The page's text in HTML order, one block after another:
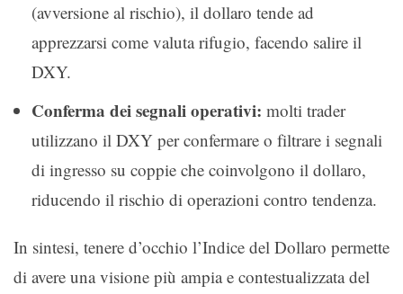
(avversione al rischio), il dollaro tende ad
apprezzarsi come valuta rifugio, facendo salire il
DXY.
Conferma dei segnali operativi: molti trader
utilizzano il DXY per confermare o filtrare i segnali
di ingresso su coppie che coinvolgono il dollaro,
riducendo il rischio di operazioni contro tendenza.
In sintesi, tenere d’occhio l’Indice del Dollaro permette
di avere una visione più ampia e contestualizzata del